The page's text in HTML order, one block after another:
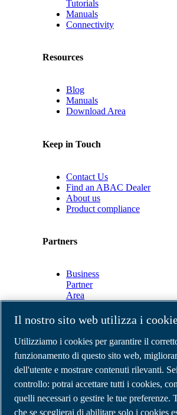
Tutorials
Manuals
Connectivity
Resources
Blog
Manuals
Download Area
Keep in Touch
Contact Us
Find an ABAC Dealer
About us
Product compliance
Partners
Business
Partner
Area
Connect
2.0
Business
ABAC
Media
Gallery
©2026 Compressori d'aria ABAC
Note legali e privacy
Il nostro sito web utilizza i
Utilizziamo i cookies per garantire il
funzionamento di questo sito web,
dell'utente e mostrare contenuti rilevanti.
controllo: potrai accettare tutti i cookies,
quelli necessari o gestire le tue preferenze.
che se sceglierai di abilitare solo i cookies